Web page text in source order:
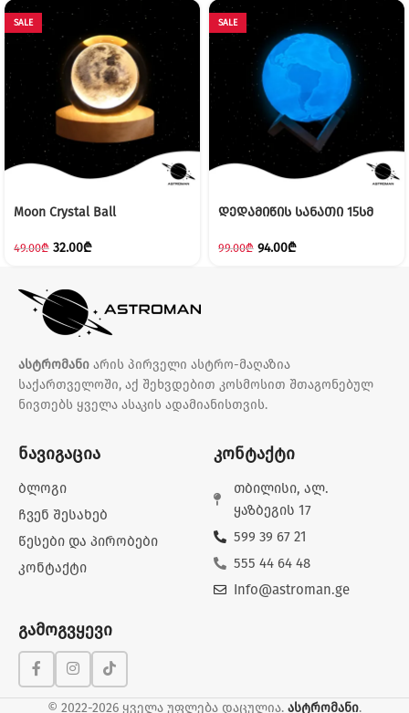
SALE
Moon Crystal Ball
49.00₾ 32.00₾
SALE
დედამიწის სანათი 15სმ
99.00₾ 94.00₾
ასტრომანი არის პირველი ასტრო-მაღაზია
საქართველოში, აქ შეხვდებით კოსმოსით შთაგონებულ
ნივთებს ყველა ასაკის ადამიანისთვის.
ნავიგაცია
ბლოგი
ჩვენ შესახებ
წესები და პირობები
კონტაქტი
კონტაქტი
თბილისი, ალ.
ყაზბეგის 17
599 39 67 21
555 44 64 48
Info@astroman.ge
გამოგვყევი
© 2022-2026 ყველა უფლება დაცულია. ასტრომანი.